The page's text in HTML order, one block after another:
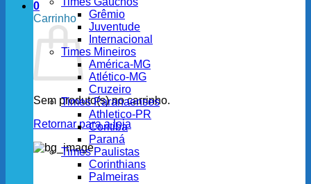
0
Carrinho
Sem produto(s) no carrinho.
Retornar para a loja
Grêmio
Juventude
Internacional
Times Mineiros
América-MG
Atlético-MG
Cruzeiro
Times Paranaenses
Athletico-PR
Coritiba
Paraná
Times Paulistas
Corinthians
Palmeiras